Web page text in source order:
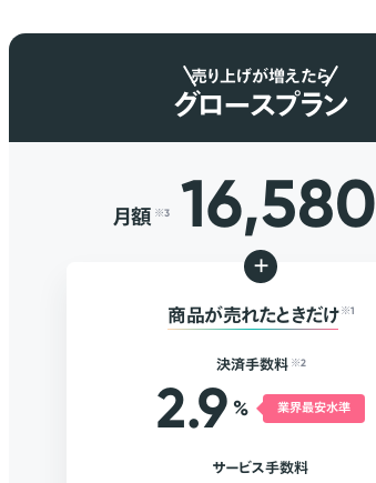
売り上げが増えたら
グロースプラン
月額 ※3 16,580
+
商品が売れたときだけ ※1
決済手数料 ※2
2.9 % 業界最安水準
サービス手数料